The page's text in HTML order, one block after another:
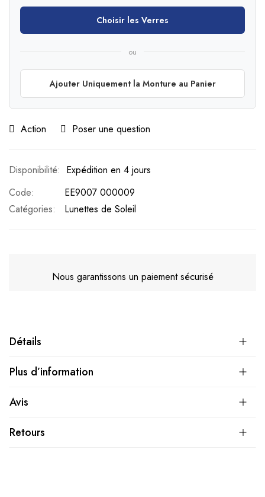
Choisir les Verres
ou
Ajouter Uniquement la Monture au Panier
Action Poser une question
Expédition en 4 jours
Code
EE9007 000009
Catégories:
Lunettes de Soleil
Nous garantissons un paiement sécurisé
Détails
Plus d’information
Avis
Retours